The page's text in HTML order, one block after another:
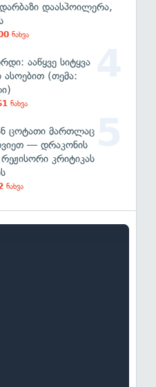
დაასპოილერა,
ნახვა
ააწყვე სიტყვა
(თემა:
ნახვა
ცოტათი მართლაც
— დრაკონის
კრიტიკას
ნახვა